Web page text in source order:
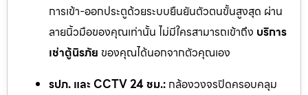
การเข้า-ออกประตูด้วยระบบยืนยันตัวตนขั้นสูงสุด ผ่าน
ลายนิ้วมือของคุณเท่านั้น ไม่มีใครสามารถเข้าถึง บริการ
เช่าตู้นิรภัย ของคุณได้นอกจากตัวคุณเอง
รปภ. และ CCTV 24 ชม.: กล้องวงจรปิดครอบคลุม